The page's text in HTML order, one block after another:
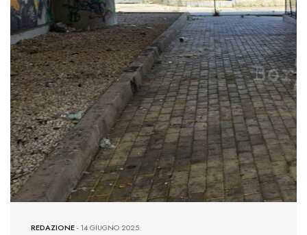
REDAZIONE-14 GIUGNO 2025